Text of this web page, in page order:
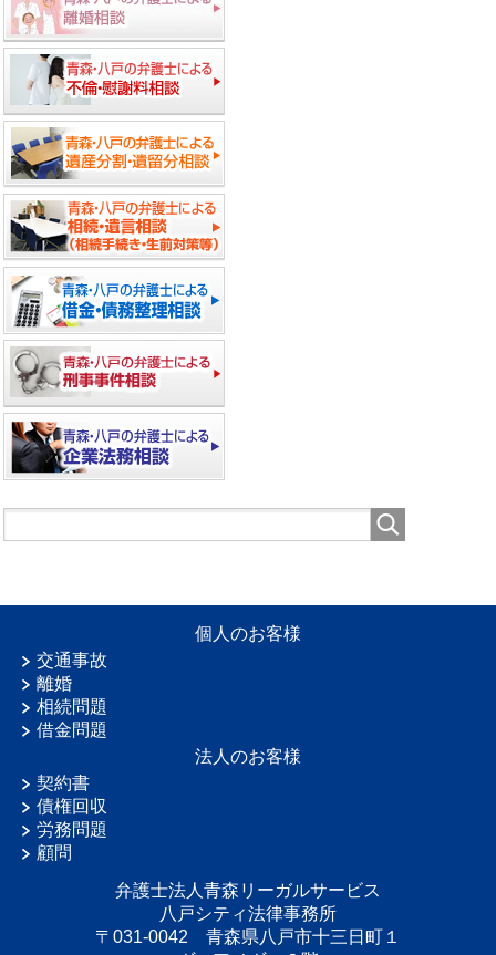
個人のお客様
交通事故
離婚
相続問題
借金問題
法人のお客様
契約書
債権回収
労務問題
顧問
弁護士法人青森リーガルサービス
八戸シティ法律事務所
〒031-0042 青森県八戸市十三日町１